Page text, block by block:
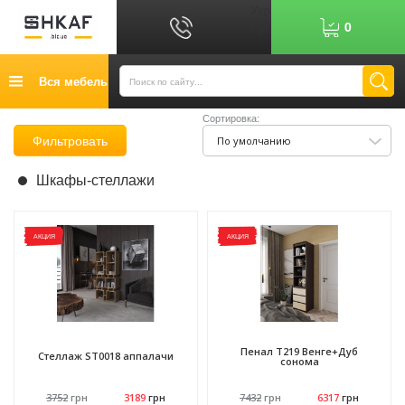
Кредит
Публичный договор
Возврат товара
Доставка
Контакты
Отзывы
0 6 7 Показати номер
0
Вся мебель
Шкафы-стеллажи
Фильтровать
Сортировка:
По умолчанию
АКЦИЯ
Стеллаж SТ0018 аппалачи
3752 грн 3189 грн
АКЦИЯ
Пенал Т219 Венге+Дуб
сонома
7432 грн 6317 грн